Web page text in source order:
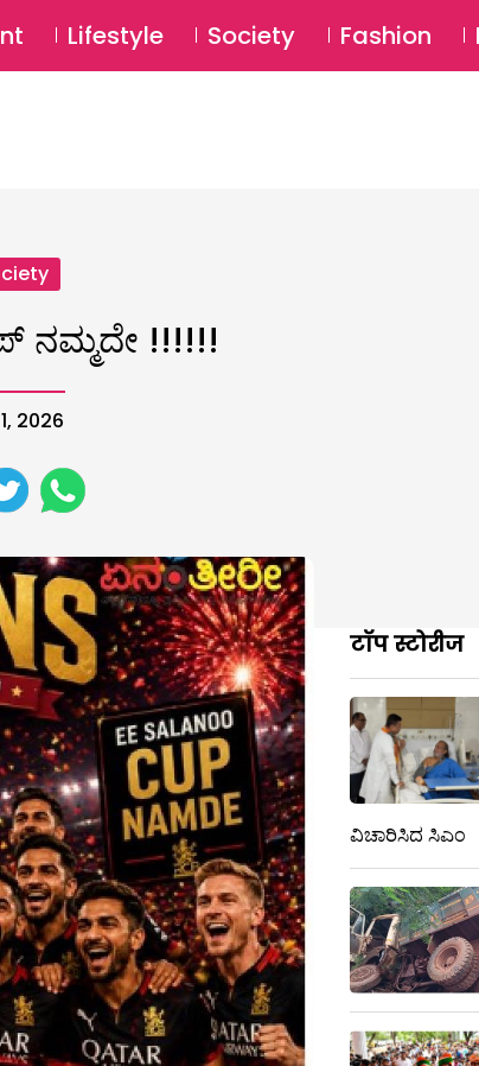
SUBSCRIBE Login
Lifestyle Society Fashion
ನಮ್ಮದೇ !!!!!!
2026
टॉप स्टोरीज
ವಿಚಾರಿಸಿದ ಸಿಎಂ